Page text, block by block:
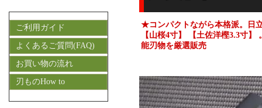
★コンパクトながら本格派。日
【山桜4寸】 【土佐洋樫3.3寸
能刃物を厳選販売
ご利用ガイド
よくあるご質問(FAQ)
お買い物の流れ
刃ものHow to